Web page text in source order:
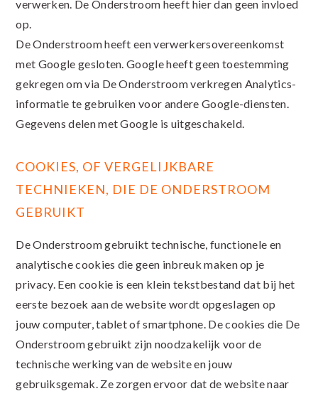
verwerken. De Onderstroom heeft hier dan geen invloed
op.
De Onderstroom heeft een verwerkersovereenkomst
met Google gesloten. Google heeft geen toestemming
gekregen om via De Onderstroom verkregen Analytics-
informatie te gebruiken voor andere Google-diensten.
Gegevens delen met Google is uitgeschakeld.
COOKIES, OF VERGELIJKBARE
TECHNIEKEN, DIE DE ONDERSTROOM
GEBRUIKT
De Onderstroom gebruikt technische, functionele en
analytische cookies die geen inbreuk maken op je
privacy. Een cookie is een klein tekstbestand dat bij het
eerste bezoek aan de website wordt opgeslagen op
jouw computer, tablet of smartphone. De cookies die De
Onderstroom gebruikt zijn noodzakelijk voor de
technische werking van de website en jouw
gebruiksgemak. Ze zorgen ervoor dat de website naar